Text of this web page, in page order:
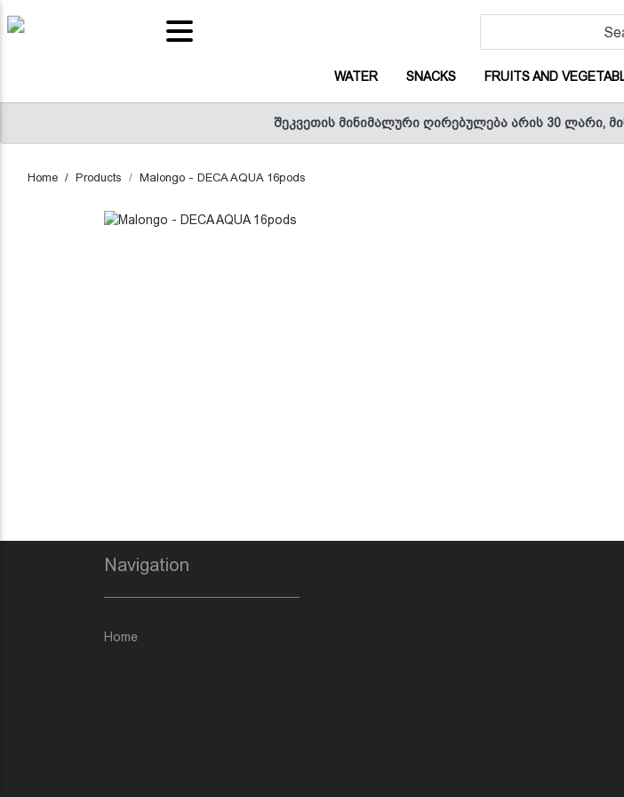
შეკვეთის მინიმალური ღირებულება არის 30 ლარი,
FRUITS AND VEGETABLES JUICE
POPORELLI - RED SAUCE
WATER(CURRENT)
SNACKS(CURRENT)
FRUITS AND
Home Products Malongo - DECA AQUA 16pods
Navigation
Home